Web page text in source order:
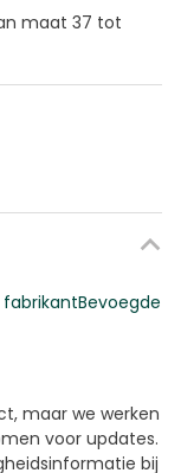
maat 37 tot
Bevoegde
maar we werken
voor updates.
bij